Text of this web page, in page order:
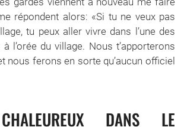
répondent alors: «Si tu ne veux pas
tu peux aller vivre dans l’une des
l’orée du village. Nous t’apporterons
nous ferons en sorte qu’aucun officiel
DANS LE